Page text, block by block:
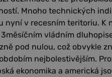
Mnoho technických
nyní v recesním teritoriu. K
vládním
pod nulou, což obvykle
nejbolestivějším.
ekonomika a americká